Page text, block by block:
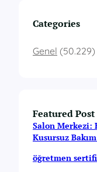
Categories
Genel (50.229)
Featured Post
Salon Merkezi:
Kusursuz
öğretmen